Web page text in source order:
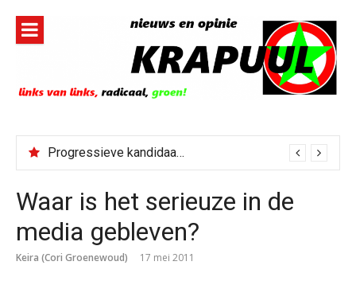
inhoud
Progressieve kandidaat El-Sayed senaatskandidaat Michigan
Waar is het serieuze in de
media gebleven?
Keira (Cori Groenewoud) 17 mei 2011